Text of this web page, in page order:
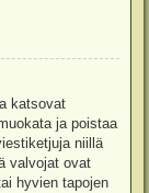
katsovat
ja poistaa
niillä
valvojat ovat
hyvien tapojen